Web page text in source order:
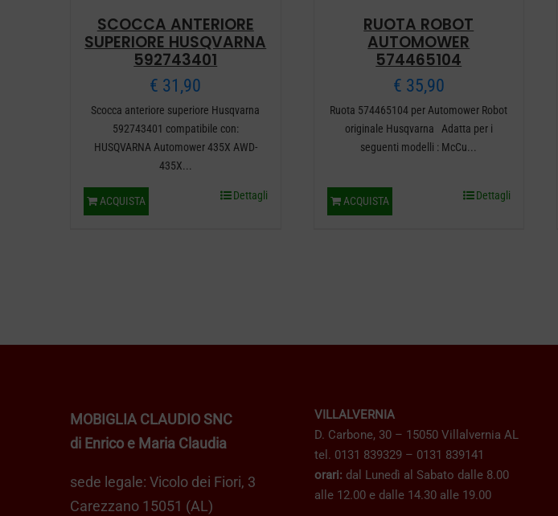
SCOCCA ANTERIORE
SUPERIORE HUSQVARNA
592743401
€ 31,90
Scocca anteriore superiore Husqvarna
592743401 compatibile con:
HUSQVARNA Automower 435X AWD-
435X...
ACQUISTA Dettagli
RUOTA ROBOT
AUTOMOWER
574465104
€ 35,90
Ruota 574465104 per Automower Robot
originale Husqvarna Adatta per i
seguenti modelli : McCu...
ACQUISTA Dettagli
MOBIGLIA CLAUDIO SNC
di Enrico e Maria Claudia
sede legale: Vicolo dei Fiori, 3
Carezzano 15051 (AL)
VILLALVERNIA
D. Carbone, 30 – 15050 Villalvernia AL
tel. 0131 839329 – 0131 839141
orari: dal Lunedì al Sabato dalle 8.00
alle 12.00 e dalle 14.30 alle 19.00